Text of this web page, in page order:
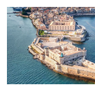
Acteurs
Thèmes